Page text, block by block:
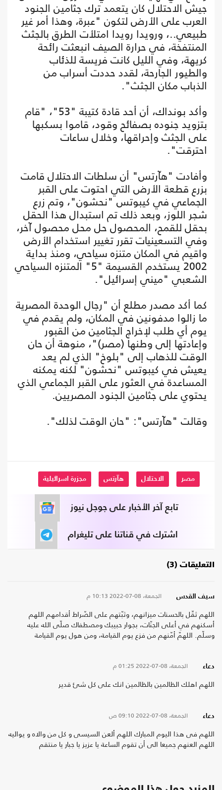
جيش الاحتلال كان يتعمد ترك جثامين الجنود
العرب على الأرض لتكون "عبرة، وهذا أمر غير
طبيعي..، ورويدا رويدا امتلأت الطرق بالجثث
المنتفخة، في حرارة الصيف انبعثت رائحة
كريهة، وفي الليل كانت فريسة للذئاب
والطيور الجارحة، لقدد حددت أسراب من
الذباب مكان الجثث".
وأكد بونداك، أن أحد قادة كتيبة "53"، "قام
بتزويد جنوده بصفائح وقود، قاموا بسكبها
على الجثث وإحراقها، وخلال ساعات
احترقت".
وأفادت "هآرتس" أن سلطات الاحتلال قامت
بزرع قطعة الأرض التي احتوت على القبر
الجماعي في كيبوتس "نحشون"، وتم زرع
شجر اللوز، وبعد ذلك تم استبدال هذا الحقل
بحقل للقمح، المحصول حل محل محصول آخر،
وفي التسعينيات تقرر تغيير استخدام الأرض
واقيم في المكان متنزه سياحي، ومنذ بداية
2002 يستخدم القسيمة "5" المتنزه السياحي
الشعبي "ميني إسرائيل".
كما أكد مصدر مطلع أن "رجال الوحدة المصرية
ما زالوا مدفونين في المكان، ولم يقدم في
يوم أي طلب لإخراج الجثامين من القبور
وإعادتها إلى وطنها (مصر)"، منوهة أن حان
الوقت للذهاب إلى "بلوخ" الذي لم يعد
يعيش في كيبوتس "نحشون" لكنه يمكنه
المساعدة في العثور على القبر الجماعي الذي
يحتوي على جثامين الجنود المصريين.
وقالت "هآرتس": "حان الوقت لذلك".
مصر الاحتلال هآرتس مجزرة اسرائيلية
تابع آخر الأخبار على جوجل نيوز
اشترك في قناتنا على تليغرام
التعليقات (3)
سيف القدس الجمعة، 08-07-2022 10:13 م
اللهم ثقّل بالحسنات ميزانهم، وثبّتهم على الصّراط أقدامهم اللهم
أسكنهم في أعلى الجنّات، بجوار حبيبك ومصطفاك صلّى الله عليه
وسلّم. اللهمّ أمّنهم من فزع يوم القيامة، ومن هول يوم القيامة
دعاء الجمعة، 08-07-2022 01:25 م
اللهم اهلك الظالمين بالظالمين انك على كل شئ قدير
دعاء الجمعة، 08-07-2022 09:10 ص
اللهم فى هذا اليوم المبارك اللهم ألعن السيسى و كل من والاه و يواليه
اللهم العنهم جميعا الى أن تقوم الساعة يا عزيز يا جبار يا منتقم